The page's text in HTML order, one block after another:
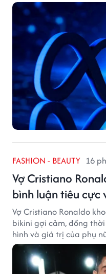
FASHION - BEAUTY 16
Vợ Cristiano
bình luận tiêu cực
Vợ Cristiano Ronaldo
bikini gợi cảm, đồng
hình và giá trị của phụ